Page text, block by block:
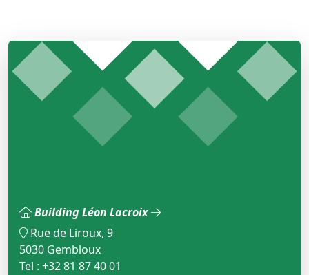
Building Léon Lacroix
Rue de Liroux, 9
5030 Gembloux
Tel : +32 81 87 40 01